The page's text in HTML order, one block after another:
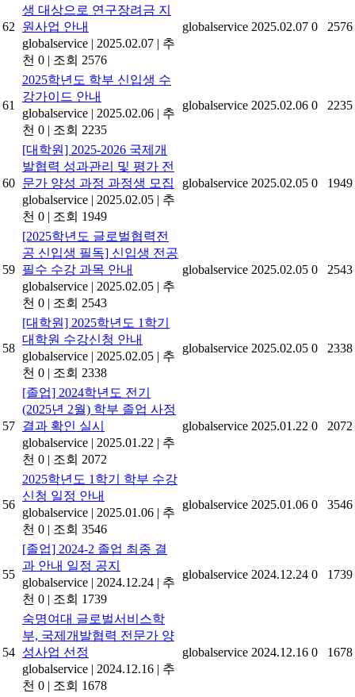
62
생 대상으로 연구장려금 지
원사업 안내
globalservice | 2025.02.07 | 추
천 0 | 조회 2576
globalservice 2025.02.07 0 2576
61
2025학년도 학부 신입생 수
강가이드 안내
globalservice | 2025.02.06 | 추
천 0 | 조회 2235
globalservice 2025.02.06 0 2235
60
[대학원] 2025-2026 국제개
발협력 성과관리 및 평가 전
문가 양성 과정 과정생 모집
globalservice | 2025.02.05 | 추
천 0 | 조회 1949
globalservice 2025.02.05 0 1949
59
[2025학년도 글로벌협력전
공 신입생 필독] 신입생 전공
필수 수강 과목 안내
globalservice | 2025.02.05 | 추
천 0 | 조회 2543
globalservice 2025.02.05 0 2543
58
[대학원] 2025학년도 1학기
대학원 수강신청 안내
globalservice | 2025.02.05 | 추
천 0 | 조회 2338
globalservice 2025.02.05 0 2338
57
[졸업] 2024학년도 전기
(2025년 2월) 학부 졸업 사정
결과 확인 실시
globalservice | 2025.01.22 | 추
천 0 | 조회 2072
globalservice 2025.01.22 0 2072
56
2025학년도 1학기 학부 수강
신청 일정 안내
globalservice | 2025.01.06 | 추
천 0 | 조회 3546
globalservice 2025.01.06 0 3546
55
[졸업] 2024-2 졸업 최종 결
과 안내 일정 공지
globalservice | 2024.12.24 | 추
천 0 | 조회 1739
globalservice 2024.12.24 0 1739
54
숙명여대 글로벌서비스학
부, 국제개발협력 전문가 양
성사업 선정
globalservice | 2024.12.16 | 추
천 0 | 조회 1678
globalservice 2024.12.16 0 1678